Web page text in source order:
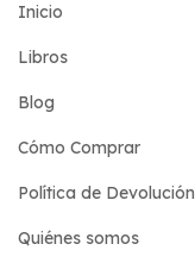
Inicio
Libros
Blog
Cómo Comprar
Política de Devolución
Quiénes somos